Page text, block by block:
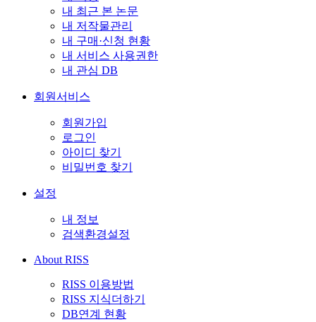
내 최근 본 논문
내 저작물관리
내 구매·신청 현황
내 서비스 사용권한
내 관심 DB
회원서비스
회원가입
로그인
아이디 찾기
비밀번호 찾기
설정
내 정보
검색환경설정
About RISS
RISS 이용방법
RISS 지식더하기
DB연계 현황